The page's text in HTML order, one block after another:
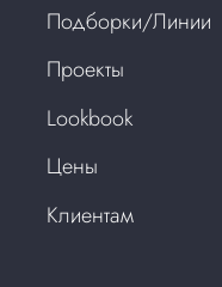
Подборки/Линии
Проекты
Lookbook
Цены
Клиентам